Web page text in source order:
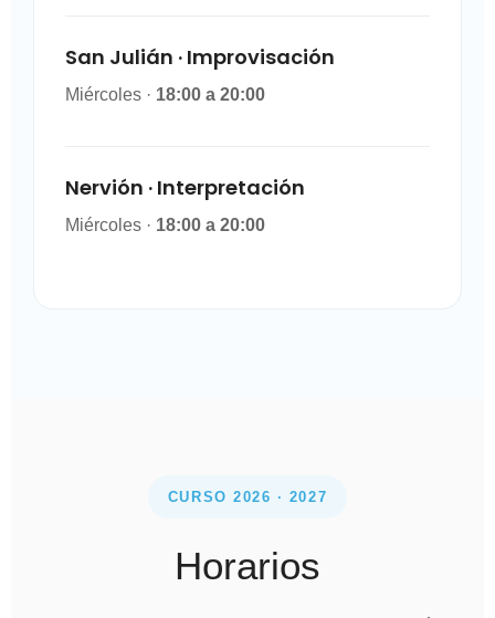
San Julián · Improvisación
Miércoles · 18:00 a 20:00
Nervión · Interpretación
Miércoles · 18:00 a 20:00
CURSO 2026 · 2027
Horarios